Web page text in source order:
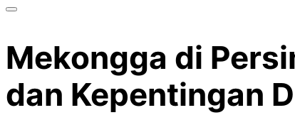
Mekongga di
dan Kepentingan